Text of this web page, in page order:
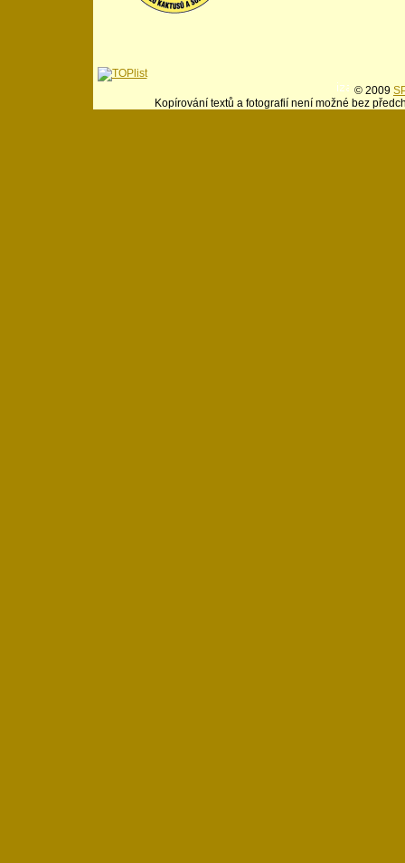
© 2009
Kopírování textů a fotografií není možné bez